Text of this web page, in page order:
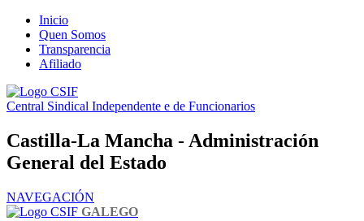
Inicio
Quen Somos
Transparencia
Afiliado
Central Sindical Independente e de Funcionarios
Castilla-La Mancha - Administración
General del Estado
NAVEGACIÓN
GALEGO